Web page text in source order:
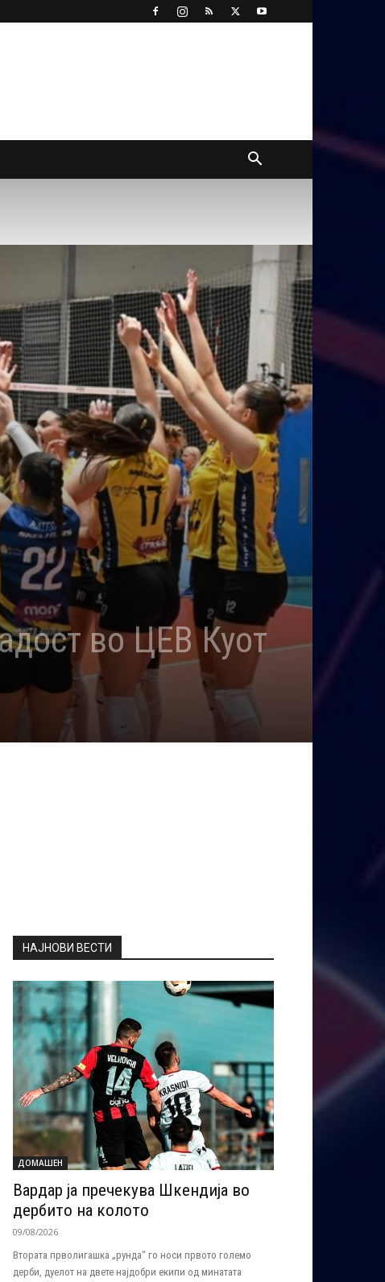
во ЦЕВ Куот
НАЈНОВИ ВЕСТИ
ДОМАШЕН
Вардар ја пречекува Шкендија во
дербито на колото
09/08/2026
Втората прволигашка „рунда“ го носи првото големо
дерби, дуелот на двете најдобри екипи од минатата